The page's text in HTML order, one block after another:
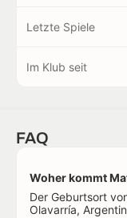
Letzte Spiele
Im Klub seit
FAQ
Woher kommt
Der Geburtsort
Olavarría,